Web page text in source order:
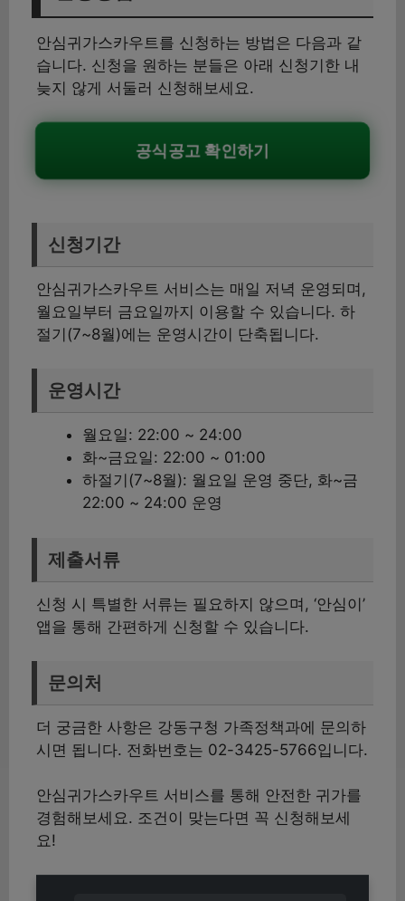
안심귀가스카우트를 신청하는 방법은 다음과 같
습니다. 신청을 원하는 분들은 아래 신청기한 내
늦지 않게 서둘러 신청해보세요.
공식공고 확인하기
신청기간
안심귀가스카우트 서비스는 매일 저녁 운영되며,
월요일부터 금요일까지 이용할 수 있습니다. 하
절기(7~8월)에는 운영시간이 단축됩니다.
운영시간
월요일: 22:00 ~ 24:00
화~금요일: 22:00 ~ 01:00
하절기(7~8월): 월요일 운영 중단, 화~금
22:00 ~ 24:00 운영
제출서류
신청 시 특별한 서류는 필요하지 않으며, ‘안심이’
앱을 통해 간편하게 신청할 수 있습니다.
문의처
더 궁금한 사항은 강동구청 가족정책과에 문의하
시면 됩니다. 전화번호는 02-3425-5766입니다.
안심귀가스카우트 서비스를 통해 안전한 귀가를
경험해보세요. 조건이 맞는다면 꼭 신청해보세
요!